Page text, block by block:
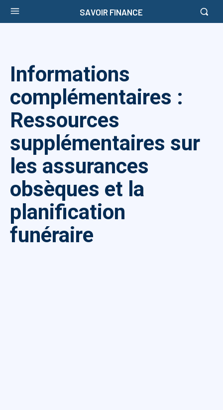
SAVOIR FINANCE
Informations
complémentaires :
Ressources
supplémentaires sur
les assurances
obsèques et la
planification
funéraire